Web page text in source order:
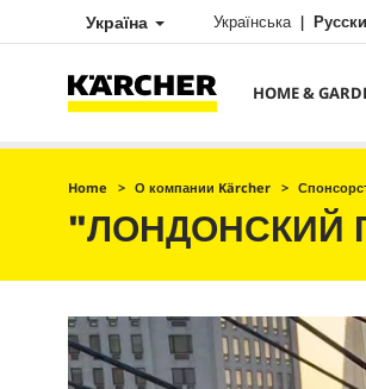
Україна Українська
HOME &
Home О компании Kärcher
"ЛОНДОНСКИЙ